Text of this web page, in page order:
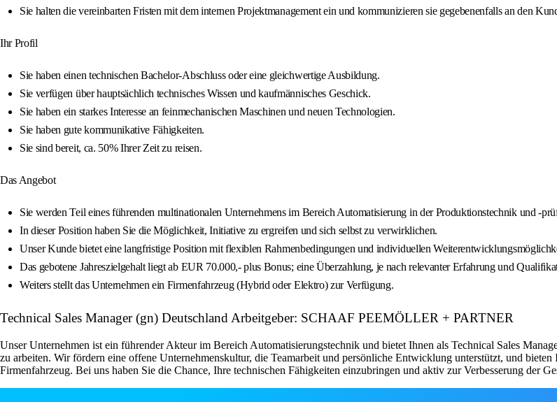
Sie halten die vereinbarten Fristen mit dem internen Projektmanagement ein und kommunizieren sie gegebenenfalls an den
Ihr Profil
Sie haben einen technischen Bachelor-Abschluss oder eine gleichwertige Ausbildung.
Sie verfügen über hauptsächlich technisches Wissen und kaufmännisches Geschick.
Sie haben ein starkes Interesse an feinmechanischen Maschinen und neuen Technologien.
Sie haben gute kommunikative Fähigkeiten.
Sie sind bereit, ca. 50% Ihrer Zeit zu reisen.
Das Angebot
Sie werden Teil eines führenden multinationalen Unternehmens im Bereich Automatisierung in der Produktionstechnik und -
In dieser Position haben Sie die Möglichkeit, Initiative zu ergreifen und sich selbst zu verwirklichen.
Unser Kunde bietet eine langfristige Position mit flexiblen Rahmenbedingungen und individuellen
Das gebotene Jahreszielgehalt liegt ab EUR 70.000,- plus Bonus; eine Überzahlung, je nach relevanter Erfahrung und
Weiters stellt das Unternehmen ein Firmenfahrzeug (Hybrid oder Elektro) zur Verfügung.
Technical Sales Manager (gn) Deutschland Arbeitgeber: SCHAAF PEEMÖLLER + PARTNER
Unser Unternehmen ist ein führender Akteur im Bereich Automatisierungstechnik und bietet Ihnen als Technical Sales
zu arbeiten. Wir fördern eine offene Unternehmenskultur, die Teamarbeit und persönliche Entwicklung unterstützt, und
Firmenfahrzeug. Bei uns haben Sie die Chance, Ihre technischen Fähigkeiten einzubringen und aktiv zur Verbesserung der